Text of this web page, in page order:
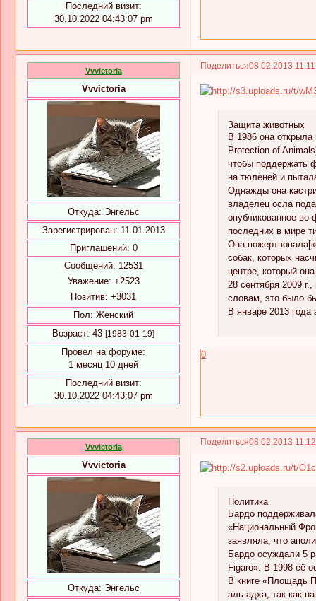
Последний визит:
30.10.2022 04:43:07 pm
Поделиться08.02.2013
Vvvictoria
Vvvictoria
Откуда: Энгельс
Зарегистрирован: 11.01.2013
Приглашений: 0
Сообщений: 12531
Уважение: +2523
Позитив: +3031
Пол: Женский
Возраст: 43 [1983-01-19]
Провел на форуме:
1 месяц 10 дней
Последний визит:
30.10.2022 04:43:07 pm
Защита животных
В 1986 она
Protection of
чтобы поддержать
на тюленей и
Однажды она
владелец осла
опубликованное во
последних в мире
Она
собак, которых
центре, который
28 сентября 2009
словам, это было
В январе 2013
0
Поделиться08.02.2013
Vvvictoria
Vvvictoria
Откуда: Энгельс
Политика
Бардо
«Национальный
заявляла, что
Бардо осуждали 5
Figaro». В 1998 её
В книге «Площадь
аль-адха, так как